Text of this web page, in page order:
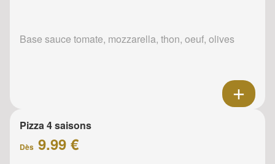
Base sauce tomate, mozzarella, thon, oeuf, olives
Pizza 4 saisons
Dès 9.99 €